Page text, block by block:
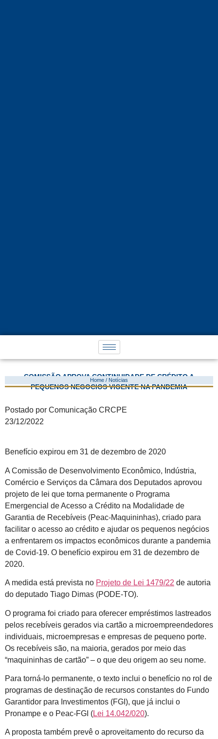
COMISSÃO APROVA CONTINUIDADE DE CRÉDITO A
PEQUENOS NEGÓCIOS VIGENTE NA PANDEMIA
Home / Notícias
Postado por Comunicação CRCPE
23/12/2022
Benefício expirou em 31 de dezembro de 2020
A Comissão de Desenvolvimento Econômico, Indústria,
Comércio e Serviços da Câmara dos Deputados aprovou
projeto de lei que torna permanente o Programa
Emergencial de Acesso a Crédito na Modalidade de
Garantia de Recebíveis (Peac-Maquininhas), criado para
facilitar o acesso ao crédito e ajudar os pequenos negócios
a enfrentarem os impactos econômicos durante a pandemia
de Covid-19. O benefício expirou em 31 de dezembro de
2020.
A medida está prevista no Projeto de Lei 1479/22 de autoria
do deputado Tiago Dimas (PODE-TO).
O programa foi criado para oferecer empréstimos lastreados
pelos recebíveis gerados via cartão a microempreendedores
individuais, microempresas e empresas de pequeno porte.
Os recebíveis são, na maioria, gerados por meio das
“maquininhas de cartão” – o que deu origem ao seu nome.
Para torná-lo permanente, o texto inclui o benefício no rol de
programas de destinação de recursos constantes do Fundo
Garantidor para Investimentos (FGI), que já inclui o
Pronampe e o Peac-FGI (Lei 14.042/020).
A proposta também prevê o aproveitamento do recurso da